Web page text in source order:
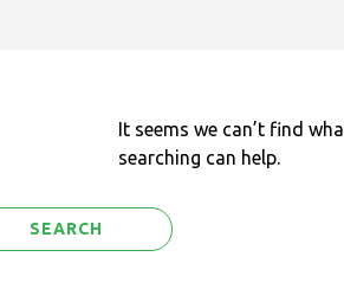
It seems we can’t find
searching can help.